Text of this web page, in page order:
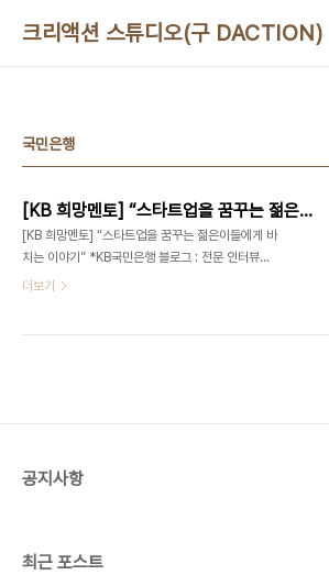
크리액션 스튜디오(구 DACTION)
국민은행
[KB 희망멘토] “스타트업을 꿈꾸는 젊은이들에게 바치는 이야기”
[KB 희망멘토] “스타트업을 꿈꾸는 젊은이들에게 바
치는 이야기” *KB국민은행 블로그 : 전문 인터뷰어
- 디액션[DeliciousAction] 대표 최정욱 (문의)
(2014/02/07) 스타일와이프 최지혜 대표 - [KB
더보기
공지사항
최근 포스트